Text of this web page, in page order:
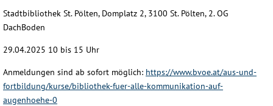
Stadtbibliothek St. Pölten, Domplatz 2, 3100 St. Pölten, 2. OG
DachBoden
29.04.2025 10 bis 15 Uhr
Anmeldungen sind ab sofort möglich: https://www.bvoe.at/aus-und-
fortbildung/kurse/bibliothek-fuer-alle-kommunikation-auf-
augenhoehe-0